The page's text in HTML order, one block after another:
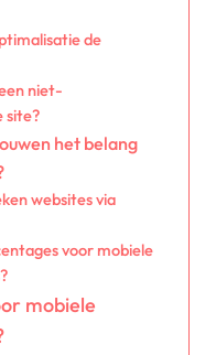
de
niet-
site?
het belang
websites via
voor mobiele
mobiele